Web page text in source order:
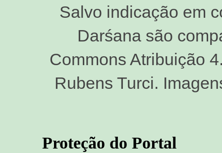
Salvo indicação em
Darśana são
Commons Atribuição
Rubens Turci.
Proteção do Portal